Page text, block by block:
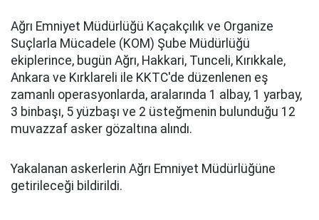
Ağrı Emniyet Müdürlüğü Kaçakçılık ve Organize
Suçlarla Mücadele (KOM) Şube Müdürlüğü
ekiplerince, bugün Ağrı, Hakkari, Tunceli, Kırıkkale,
Ankara ve Kırklareli ile KKTC'de düzenlenen eş
zamanlı operasyonlarda, aralarında 1 albay, 1 yarbay,
3 binbaşı, 5 yüzbaşı ve 2 üsteğmenin bulunduğu 12
muvazzaf asker gözaltına alındı.
Yakalanan askerlerin Ağrı Emniyet Müdürlüğüne
getirileceği bildirildi.